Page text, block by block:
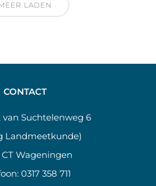
LADEN
CONTACT
van Suchtelenweg 6
Landmeetkunde)
CT Wageningen
0317 358 711